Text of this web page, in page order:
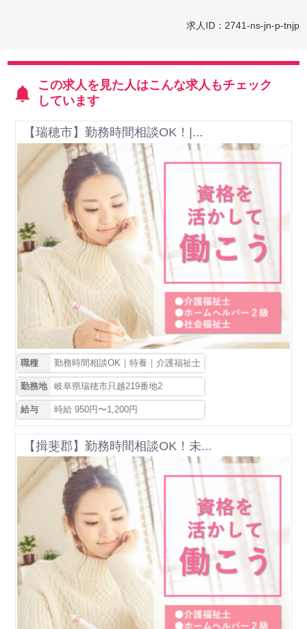
求人ID：2741-ns-jn-p-tnjp
この求人を見た人はこんな求人もチェック
しています
【瑞穂市】勤務時間相談OK！|...
職種 勤務時間相談OK｜特養｜介護福祉士
勤務地 岐阜県瑞穂市只越219番地2
給与 時給 950円〜1,200円
【揖斐郡】勤務時間相談OK！未...